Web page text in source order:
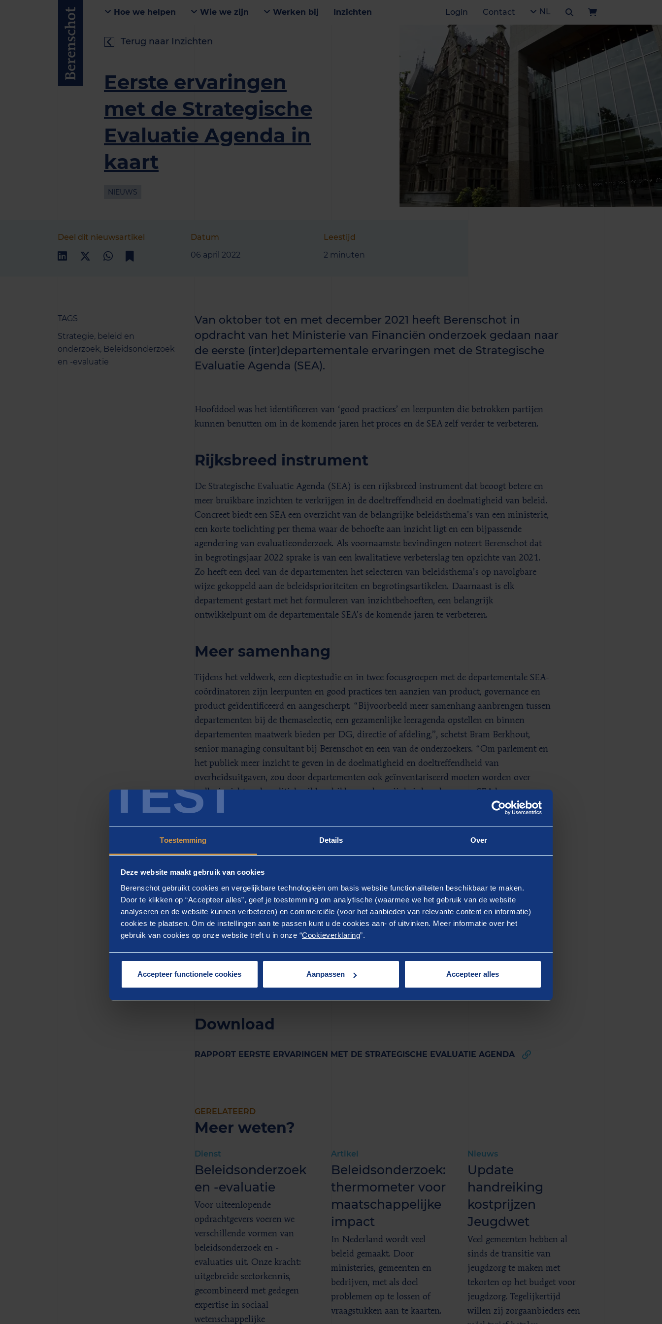
TEST
Toestemming Details Over
Deze website maakt gebruik van cookies
Berenschot gebruikt cookies en vergelijkbare technologieën om basis website functionaliteiten beschikbaar te maken.
Door te klikken op “Accepteer alles”, geef je toestemming om analytische (waarmee we het gebruik van de website
analyseren en de website kunnen verbeteren) en commerciële (voor het aanbieden van relevante content en informatie)
cookies te plaatsen. Om de instellingen aan te passen kunt u de cookies aan- of uitvinken. Meer informatie over het
gebruik van cookies op onze website treft u in onze “Cookieverklaring”.
Accepteer functionele cookies Aanpassen Accepteer alles
Hoe we helpen Wie we zijn Werken bij Inzichten Login Contact NL
Terug naar Inzichten
Eerste ervaringen
met de Strategische
Evaluatie Agenda in
kaart
NIEUWS
Deel dit nieuwsartikel
Datum
06 april 2022
Leestijd
2 minuten
TAGS
Strategie, beleid en
onderzoek, Beleidsonderzoek
en -evaluatie
Van oktober tot en met december 2021 heeft Berenschot in
opdracht van het Ministerie van Financiën onderzoek gedaan naar
de eerste (inter)departementale ervaringen met de Strategische
Evaluatie Agenda (SEA).
Hoofddoel was het identificeren van ‘good practices’ en leerpunten die betrokken partijen
kunnen benutten om in de komende jaren het proces en de SEA zelf verder te verbeteren.
Rijksbreed instrument
De Strategische Evaluatie Agenda (SEA) is een rijksbreed instrument dat beoogt betere en
meer bruikbare inzichten te verkrijgen in de doeltreffendheid en doelmatigheid van beleid.
Concreet biedt een SEA een overzicht van de belangrijke beleidsthema’s van een ministerie,
een korte toelichting per thema waar de behoefte aan inzicht ligt en een bijpassende
agendering van evaluatieonderzoek. Als voornaamste bevindingen noteert Berenschot dat
in begrotingsjaar 2022 sprake is van een kwalitatieve verbeterslag ten opzichte van 2021.
Zo heeft een deel van de departementen het selecteren van beleidsthema’s op navolgbare
wijze gekoppeld aan de beleidsprioriteiten en begrotingsartikelen. Daarnaast is elk
departement gestart met het formuleren van inzichtbehoeften, een belangrijk
ontwikkelpunt om de departementale SEA’s de komende jaren te verbeteren.
Meer samenhang
Tijdens het veldwerk, een dieptestudie en in twee focusgroepen met de departementale SEA-
coördinatoren zijn leerpunten en good practices ten aanzien van product, governance en
product geïdentificeerd en aangescherpt. “Bijvoorbeeld meer samenhang aanbrengen tussen
departementen bij de themaselectie, een gezamenlijke leeragenda opstellen en binnen
departementen maatwerk bieden per DG, directie of afdeling,”, schetst Bram Berkhout,
senior managing consultant bij Berenschot en een van de onderzoekers. “Om parlement en
het publiek meer inzicht te geven in de doelmatigheid en doeltreffendheid van
overheidsuitgaven, zou door departementen ook geïnventariseerd moeten worden over
welke inzichten de politiek wil beschikken en hoe zij de inhoud van een SEA kunnen
visualiseren voor parlementariërs en burgers.”
Sterke uitvoerder
Deze opdracht toont aan dat Berenschot als organisatieadviesbureau ook een sterke
uitvoerder is van beleidsonderzoek, stelt Berkhout. “Op dat punt zijn we het afgelopen jaar
intern nog verder geprofessionaliseerd. Onze kracht is dat we onze uitgebreide sectorkennis
uit onze adviespraktijk steeds goed weten te koppelen aan gedegen expertise rond het
gebruik van onderzoeksmethoden, zoals we nu bij de evaluatie van de SEA hebben gedaan.
Alle departementen kunnen hier hun voordeel mee doen. Op die manier dragen we ons
steentje bij aan het verbeteren van inzicht in de doeltreffendheid en doelmatigheid van
Download
RAPPORT EERSTE ERVARINGEN MET DE STRATEGISCHE EVALUATIE AGENDA
GERELATEERD
Meer weten?
Dienst
Beleidsonderzoek
en -evaluatie
Voor uiteenlopende
opdrachtgevers voeren we
verschillende vormen van
beleidsonderzoek en -
evaluaties uit. Onze kracht:
uitgebreide sectorkennis,
gecombineerd met gedegen
expertise in sociaal
wetenschappelijke
Artikel
Beleidsonderzoek:
thermometer voor
maatschappelijke
impact
In Nederland wordt veel
beleid gemaakt. Door
ministeries, gemeenten en
bedrijven, met als doel
problemen op te lossen of
vraagstukken aan te kaarten.
Nieuws
Update
handreiking
kostprijzen
Jeugdwet
Veel gemeenten hebben al
sinds de transitie van
jeugdzorg te maken met
tekorten op het budget voor
jeugdzorg. Tegelijkertijd
willen zij zorgaanbieders een